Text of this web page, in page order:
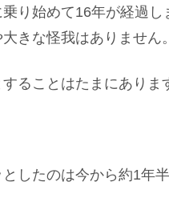
り始めて16年が経過し
きな怪我はありません。
ることはたまにありま
したのは今から約1年